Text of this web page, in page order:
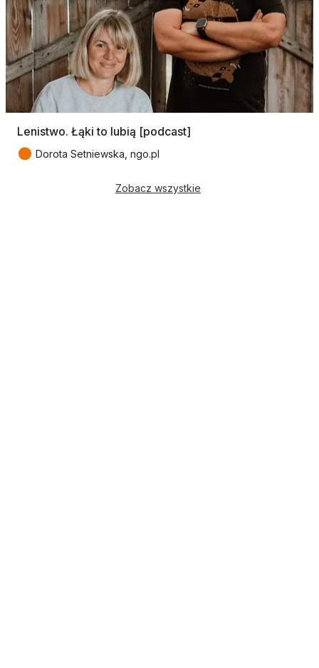
Lenistwo. Łąki to lubią [podcast]
● Dorota Setniewska, ngo.pl
Zobacz wszystkie